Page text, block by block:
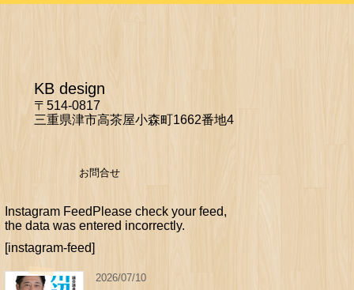
KB design
〒514-0817
三重県津市高茶屋小森町1662番地4
お問合せ
Instagram FeedPlease check your feed,
the data was entered incorrectly.
[instagram-feed]
2026/07/10